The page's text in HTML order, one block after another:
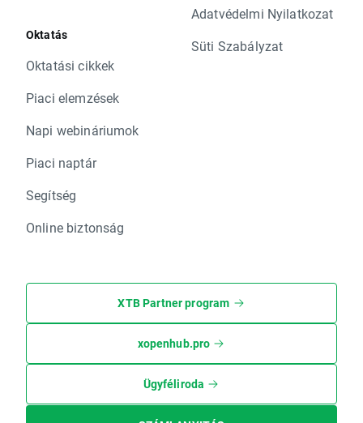
Oktatás
Oktatási cikkek
Piaci elemzések
Napi webináriumok
Piaci naptár
Segítség
Online biztonság
Adatvédelmi Nyilatkozat
Süti Szabályzat
XTB Partner program
xopenhub.pro
Ügyféliroda